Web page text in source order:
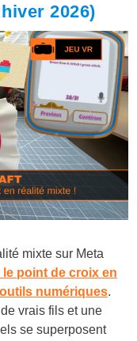
2026)
mixte sur Meta
point de croix en
numériques.
vrais fils et une
se superposent